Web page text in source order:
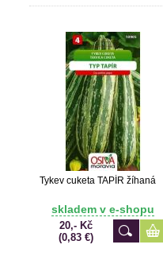
Tykev cuketa TAPÍR žíhaná
skladem v e-shopu
20,- Kč
(0,83 €)